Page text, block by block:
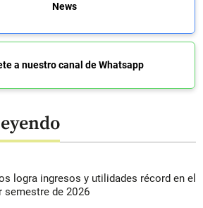
News
a nuestro canal de Whatsapp
logra ingresos y utilidades récord en el
semestre de 2026